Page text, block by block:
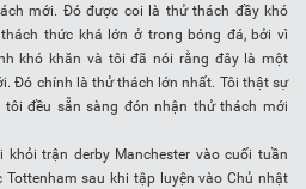
mới. Đó được coi là thử thách đầy khó
thức khá lớn ở trong bóng đá, bởi vì
khó khăn và tôi đã nói rằng đây là một
Đó chính là thử thách lớn nhất. Tôi thật sự
đều sẵn sàng đón nhận thử thách mới
khỏi trận derby Manchester vào cuối tuần
sau khi tập luyện vào Chủ nhật